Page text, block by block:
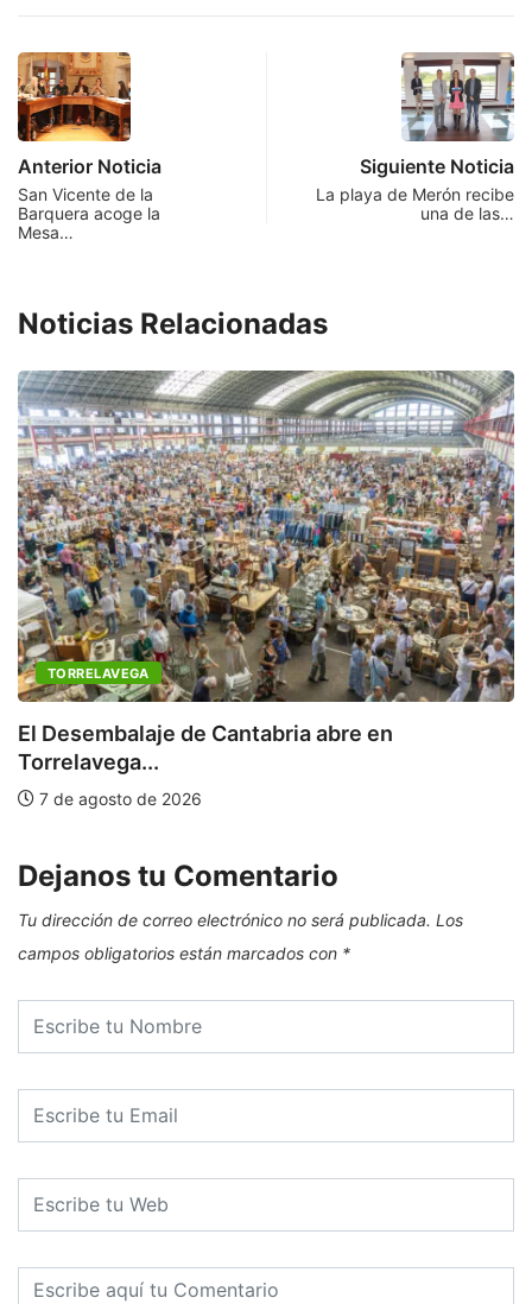
Anterior Noticia
San Vicente de la
Barquera acoge la
Mesa…
Siguiente Noticia
La playa de Merón recibe
una de las…
Noticias Relacionadas
TORRELAVEGA
El Desembalaje de Cantabria abre en
Torrelavega...
7 de agosto de 2026
Dejanos tu Comentario
Tu dirección de correo electrónico no será publicada. Los
campos obligatorios están marcados con *